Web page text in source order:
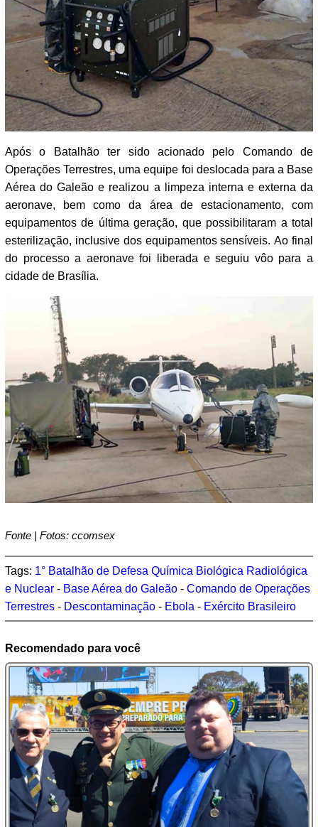
Após o Batalhão ter sido acionado pelo Comando de
Operações Terrestres, uma equipe foi deslocada para a Base
Aérea do Galeão e realizou a limpeza interna e externa da
aeronave, bem como da área de estacionamento, com
equipamentos de última geração, que possibilitaram a total
esterilização, inclusive dos equipamentos sensíveis. Ao final
do processo a aeronave foi liberada e seguiu vôo para a
cidade de Brasília.
Fonte | Fotos: ccomsex
Tags: 1° Batalhão de Defesa Química Biológica Radiológica
e Nuclear - Base Aérea do Galeão - Comando de Operações
Terrestres - Descontaminação - Ebola - Exército Brasileiro
Recomendado para você